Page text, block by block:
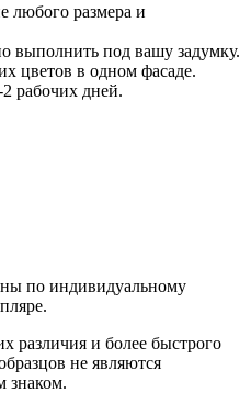
любого размера и
выполнить под вашу задумку.
цветов в одном фасаде.
2 рабочих дней.
по индивидуальному
различия и более быстрого
не являются
знаком.